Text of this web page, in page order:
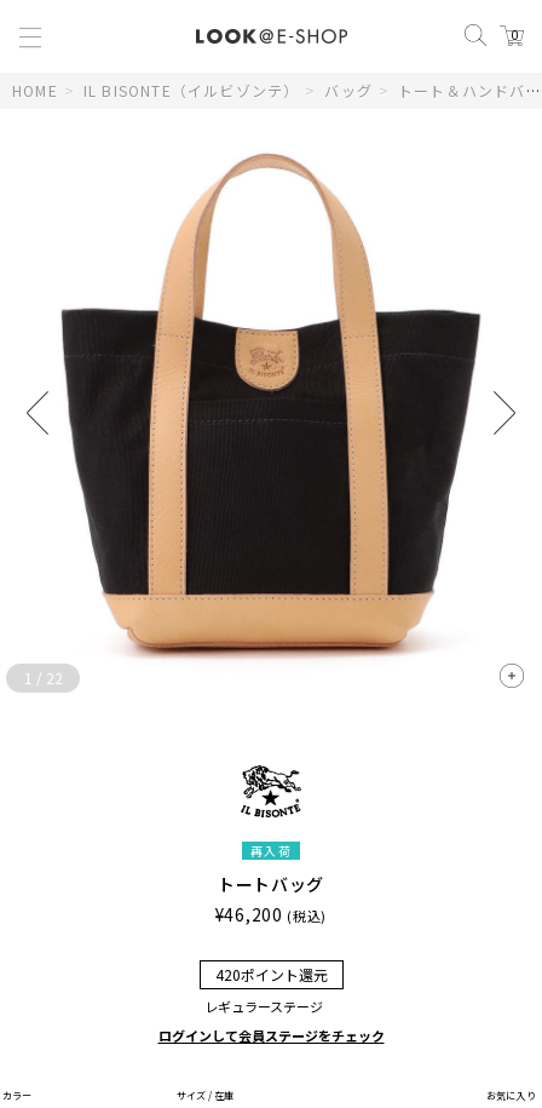
0
HOME > IL BISONTE（イルビゾンテ） > バッグ > トート＆ハンドバッグ
1 / 22
再入荷
トートバッグ
¥46,200 (税込)
420ポイント還元
レギュラーステージ
ログインして会員ステージをチェック
カラー サイズ / 在庫 お気に入り